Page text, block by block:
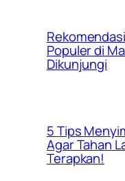
Populer di
Dikunjungi
5 Tips
Agar Tahan
Terapkan!